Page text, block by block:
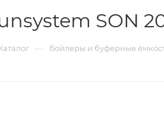
SON
— Бойлеры и буферные